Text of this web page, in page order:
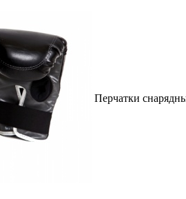
Перчатки